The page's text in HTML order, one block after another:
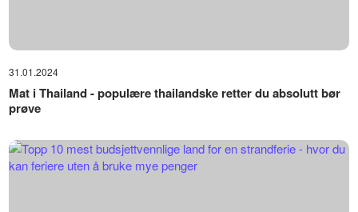
31.01.2024
Mat i Thailand - populære thailandske retter du absolutt bør
prøve